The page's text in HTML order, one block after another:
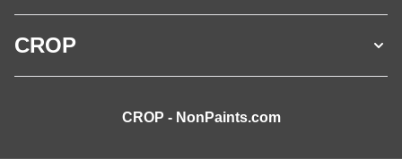
CROP
CROP - NonPaints.com